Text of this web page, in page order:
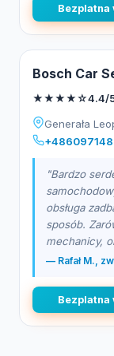
Bezplatna
Bosch Car
★★★★☆4.4/
Generała
"Bardzo
obsługa
sposób.
mechanicy,
— Rafał M.,
Bezplatna